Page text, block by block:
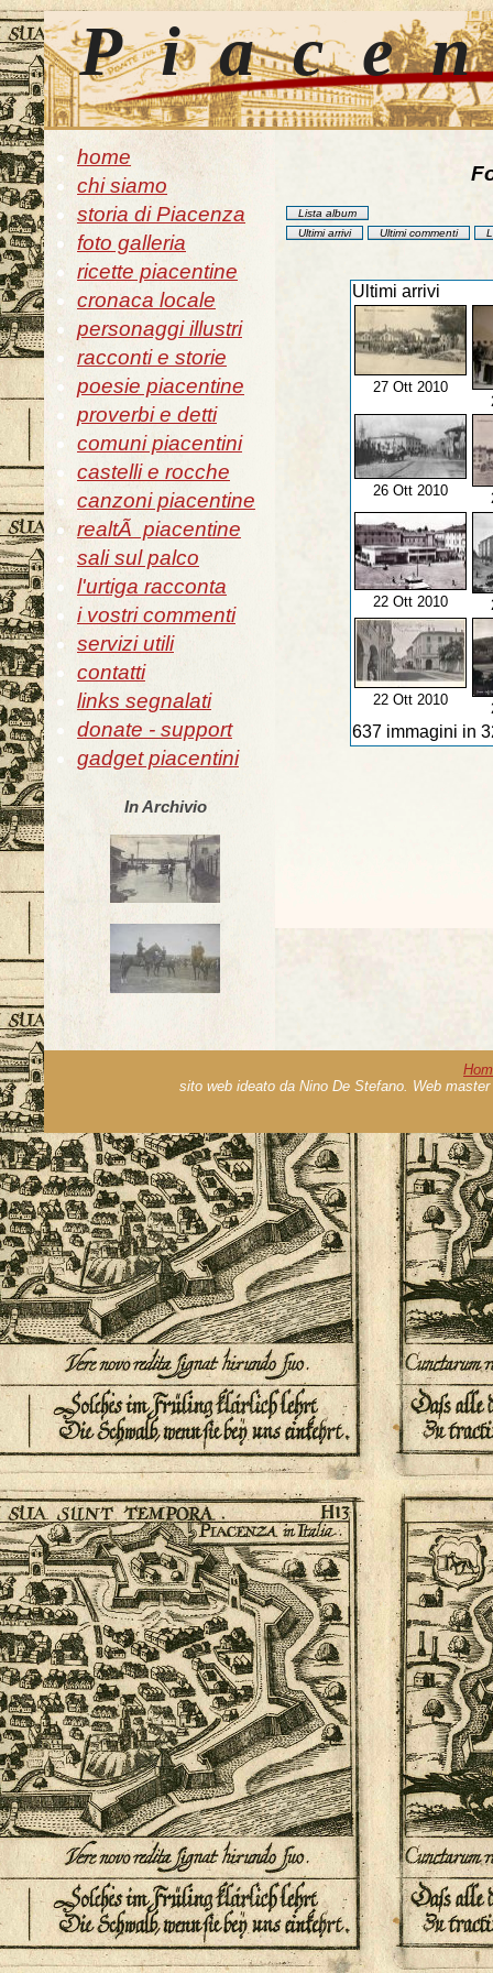
home
chi siamo
storia di Piacenza
foto galleria
ricette piacentine
cronaca locale
personaggi illustri
racconti e storie
poesie piacentine
proverbi e detti
comuni piacentini
castelli e rocche
canzoni piacentine
realtÃ piacentine
sali sul palco
l'urtiga racconta
i vostri commenti
servizi utili
contatti
links segnalati
donate - support
gadget piacentini
In Archivio
Lista album
Ultimi arrivi
Ultimi commenti
Ultimi arrivi
27 Ott 2010
26 Ott 2010
22 Ott 2010
22 Ott 2010
637 immagini in
sito web ideato da Nino De Stefano. Web